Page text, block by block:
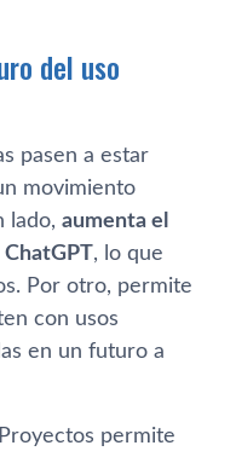
del uso
pasen a estar
movimiento
lado, aumenta el
, lo que
Por otro, permite
con usos
en un futuro a
permite